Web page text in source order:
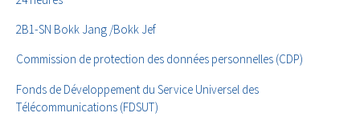
2B1-SN Bokk Jang /Bokk Jef
Commission de protection des données personnelles (CDP)
Fonds de Développement du Service Universel des
Télécommunications (FDSUT)